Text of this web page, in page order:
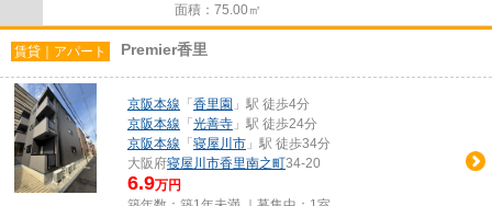
面積：75.00㎡
賃貸｜アパート Premier香里
京阪本線 「 香里園 」駅 徒歩4分
京阪本線 「 光善寺 」駅 徒歩24分
京阪本線 「 寝屋川市 」駅 徒歩34分
大阪府寝屋川市香里南之町34-20
6.9万円